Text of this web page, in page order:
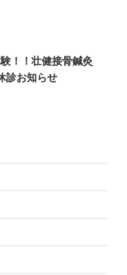
！！壮健接骨鍼灸
診お知らせ